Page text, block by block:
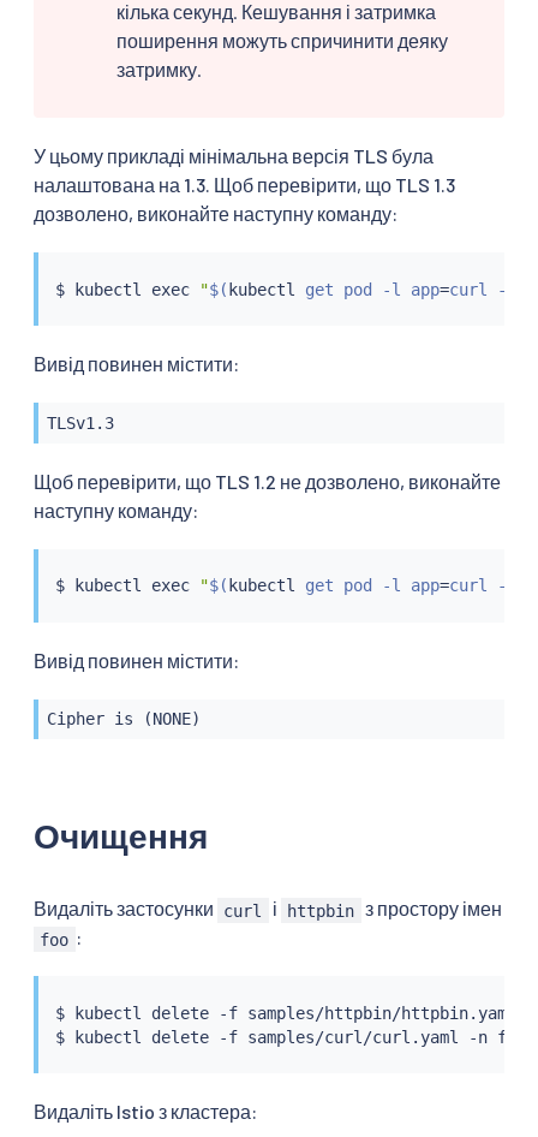
кілька секунд. Кешування і затримка
поширення можуть спричинити деяку
затримку.
У цьому прикладі мінімальна версія TLS була
налаштована на 1.3. Щоб перевірити, що TLS 1.3
дозволено, виконайте наступну команду:
$ kubectl exec "$( kubectl get pod -l app=curl -n
Вивід повинен містити:
TLSv1.3
Щоб перевірити, що TLS 1.2 не дозволено, виконайте
наступну команду:
$ kubectl exec "$( kubectl get pod -l app=curl -n
Вивід повинен містити:
Cipher is (NONE)
Очищення
Видаліть застосунки curl і httpbin з простору імен
foo :
$ kubectl
delete -f samples/httpbin/httpbin.yaml -
$
kubectl
Видаліть Istio з кластера: